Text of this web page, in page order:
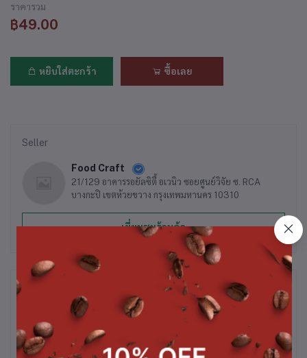
ราคารวม
฿49.00
หยิบใส่ตะกร้า ซื้อเลย
Seller
Food Craft
21/129 อาคารรอยัลซิตี้ อเวนิว ซอยศูนย์วิจัย ซ. RCA
บางกะปิ เขตห้วยขวาง กรุงเทพมหานคร 10310
เยี่ยมชมร้านค้า
ครีมซุปหน่อไม้ฝรั่ง / Asparagus Cream Soup น้ำหนัก 225 ก./แพ็ค